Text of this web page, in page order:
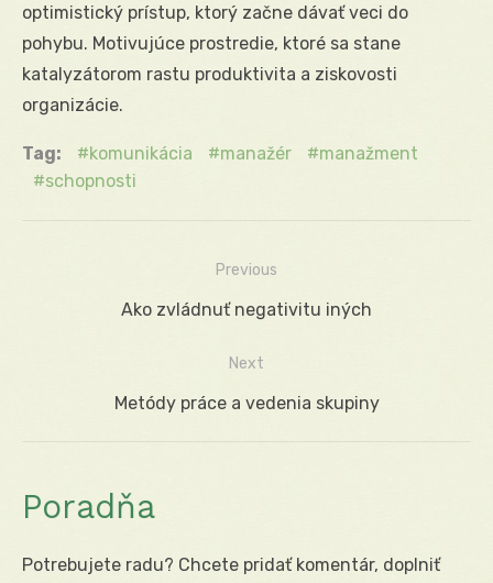
optimistický prístup, ktorý začne dávať veci do
pohybu. Motivujúce prostredie, ktoré sa stane
katalyzátorom rastu produktivita a ziskovosti
organizácie.
Tag: komunikácia manažér
manažment
schopnosti
Navigácia
Previous
Previous
Ako zvládnuť negativitu iných
Next
Next
Metódy práce a vedenia skupiny
Poradňa
Potrebujete radu? Chcete pridať komentár, doplniť